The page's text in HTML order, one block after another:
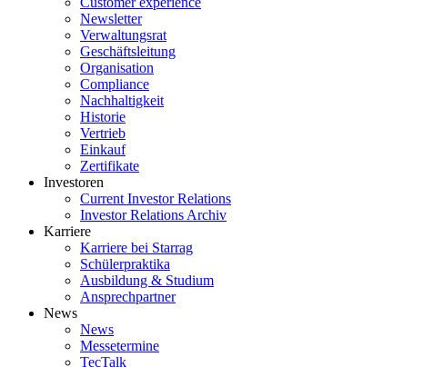
Newsletter
Verwaltungsrat
Geschäftsleitung
Organisation
Compliance
Nachhaltigkeit
Historie
Vertrieb
Einkauf
Zertifikate
Investoren
Current Investor Relations
Investor Relations Archiv
Karriere
Karriere bei Starrag
Schülerpraktika
Ausbildung & Studium
Ansprechpartner
News
News
Messetermine
TecTalk